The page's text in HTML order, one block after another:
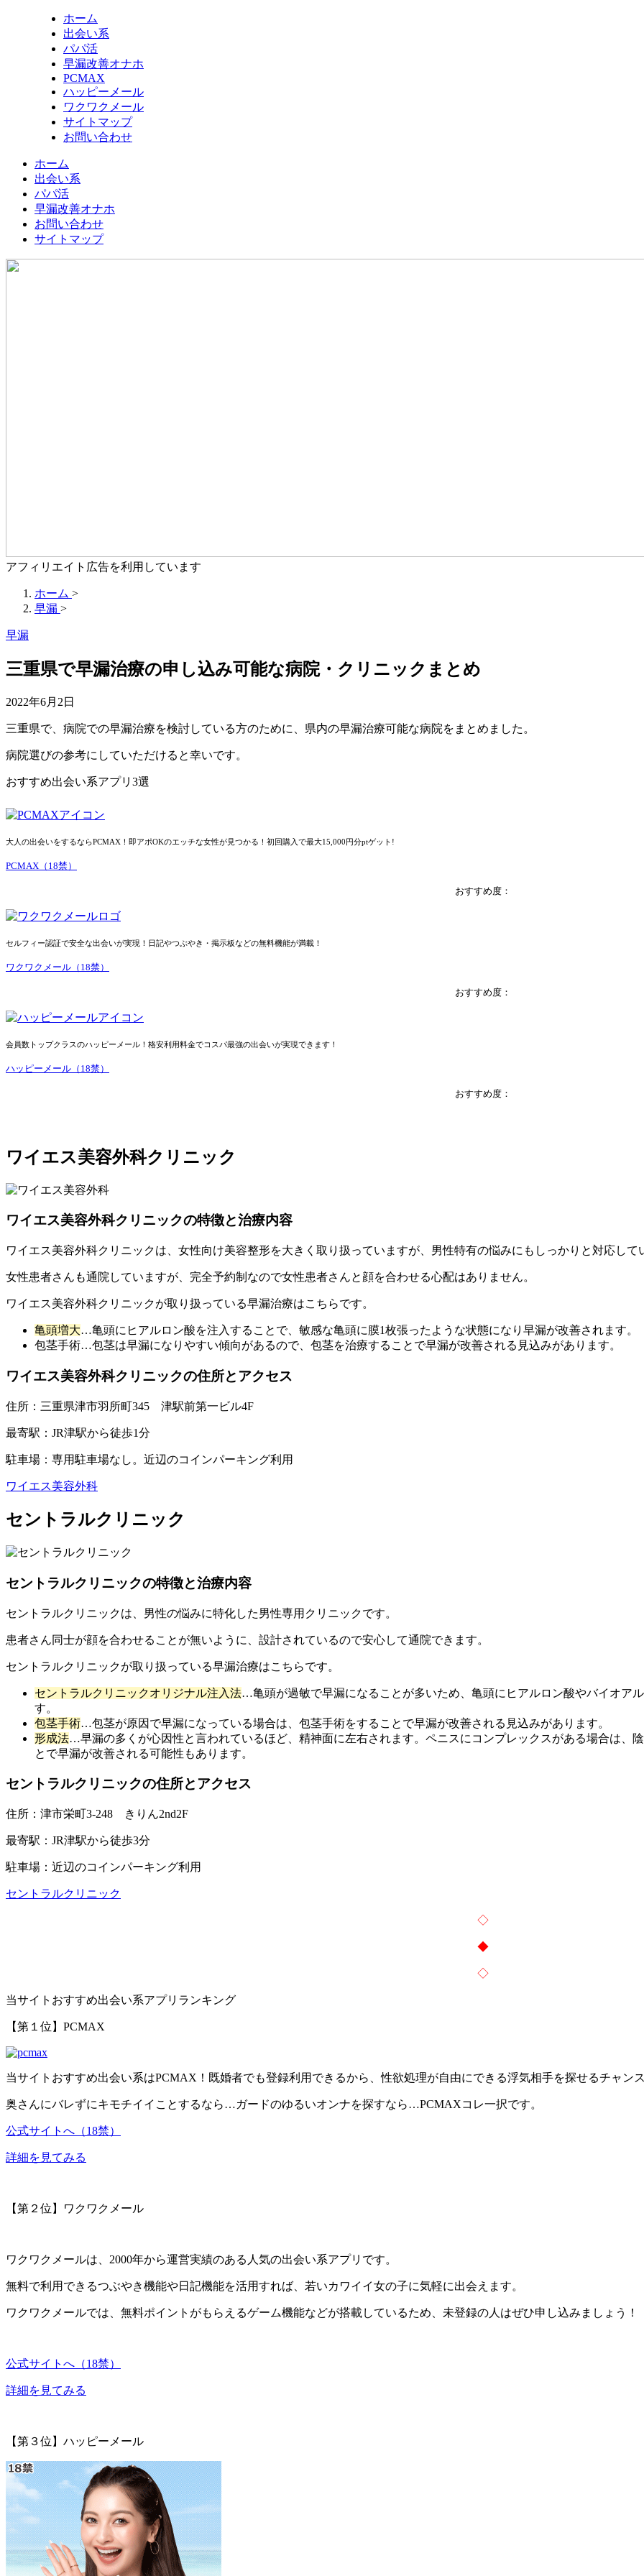
ホーム
出会い系
パパ活
早漏改善オナホ
PCMAX
ハッピーメール
ワクワクメール
サイトマップ
お問い合わせ
ホーム
出会い系
パパ活
早漏改善オナホ
お問い合わせ
サイトマップ
アフィリエイト広告を利用しています
ホーム >
早漏 >
早漏
三重県で早漏治療の申し込み可能な病院・クリニックまとめ
2022年6月2日
三重県で、病院での早漏治療を検討している方のために、県内の早漏治療可能な病院をまとめました。
病院選びの参考にしていただけると幸いです。
おすすめ出会い系アプリ3選
大人の出会いをするならPCMAX！即アポOKのエッチな女性が見つかる！初回購入で最大15,000円分ptゲット!
PCMAX（18禁）
おすすめ度：
セルフィー認証で安全な出会いが実現！日記やつぶやき・掲示板などの無料機能が満載！
ワクワクメール（18禁）
おすすめ度：
会員数トップクラスのハッピーメール！格安利用料金でコスパ最強の出会いが実現できます！
ハッピーメール（18禁）
おすすめ度：
ワイエス美容外科クリニック
ワイエス美容外科クリニックの特徴と治療内容
ワイエス美容外科クリニックは、女性向け美容整形を大きく取り扱っていますが、男性特有の悩みにもしっかりと対応して
女性患者さんも通院していますが、完全予約制なので女性患者さんと顔を合わせる心配はありません。
ワイエス美容外科クリニックが取り扱っている早漏治療はこちらです。
亀頭増大…亀頭にヒアルロン酸を注入することで、敏感な亀頭に膜1枚張ったような状態になり早漏が改善されます。
包茎手術…包茎は早漏になりやすい傾向があるので、包茎を治療することで早漏が改善される見込みがあります。
ワイエス美容外科クリニックの住所とアクセス
住所： 三重県津市羽所町345 津駅前第一ビル4F
最寄駅： JR津駅から徒歩1分
駐車場： 専用駐車場なし。近辺のコインパーキング利用
ワイエス美容外科
セントラルクリニック
セントラルクリニックの特徴と治療内容
セントラルクリニックは、男性の悩みに特化した男性専用クリニックです。
患者さん同士が顔を合わせることが無いように、設計されているので安心して通院できます。
セントラルクリニックが取り扱っている早漏治療はこちらです。
セントラルクリニックオリジナル注入法…亀頭が過敏で早漏になることが多いため、亀頭にヒアルロン酸やバイオア
す。
包茎手術…包茎が原因で早漏になっている場合は、包茎手術をすることで早漏が改善される見込みがあります。
形成法…早漏の多くが心因性と言われているほど、精神面に左右されます。ペニスにコンプレックスがある場合は、
とで早漏が改善される可能性もあります。
セントラルクリニックの住所とアクセス
住所： 津市栄町3-248 きりん2nd2F
最寄駅： JR津駅から徒歩3分
駐車場： 近辺のコインパーキング利用
セントラルクリニック
◇
◆
◇
当サイトおすすめ出会い系アプリランキング
【第１位】PCMAX
当サイトおすすめ出会い系はPCMAX！ 既婚者でも登録利用できるから、性欲処理が自由にできる浮気相手を探せるチャンス
奥さんにバレずにキモチイイことするなら…ガードのゆるいオンナを探すなら…PCMAXコレ一択です。
公式サイトへ（18禁）
詳細を見てみる
【第２位】ワクワクメール
ワクワクメールは、 2000年から運営実績のある人気の出会い系アプリです。
無料で利用できるつぶやき機能や日記機能を活用すれば、若いカワイイ女の子に気軽に出会えます。
ワクワクメールでは、 無料ポイントがもらえるゲーム機能などが搭載しているため、未登録の人はぜひ申し込みましょう！
公式サイトへ（18禁）
詳細を見てみる
【第３位】ハッピーメール